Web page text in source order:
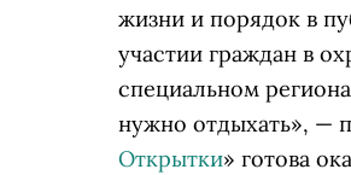
жизни и порядок в
участии граждан в
специальном
нужно отдыхать», —
Открытки» готова